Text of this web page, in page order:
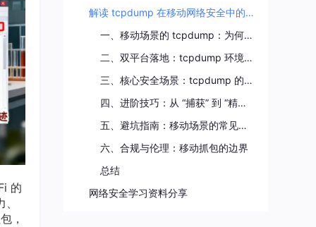
的
，
解读 tcpdump 在移动网络安全中的应用
一、移动场景的 tcpdump：为何是 “流量分析首选”？
二、双平台落地：tcpdump 环境搭建与核心配置
三、核心安全场景：tcpdump 的实战应用与分析逻辑
四、进阶技巧：从 “捕获” 到 “精准分析” 的效率提升
五、避坑指南：移动场景的常见问题与解决方案
六、合规与伦理：移动抓包的边界
总结
网络安全学习资料分享